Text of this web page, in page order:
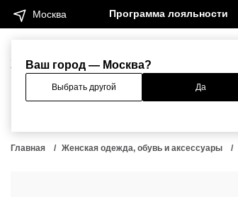
Ваш город — Москва?
Выбрать другой Да
Москва Программа лояльности
Женщинам Мужчинам
Главная Женская одежда, обувь и аксессуары